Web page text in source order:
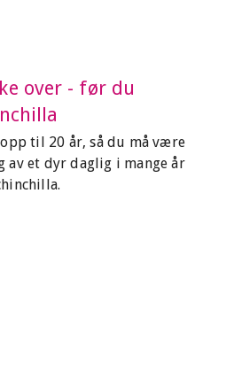
over - før du
til 20 år, så du må være
av et dyr daglig i mange år